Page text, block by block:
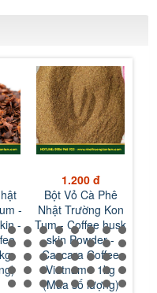
-
-
1.200 đ
Bột Vỏ Cà Phê
Nhật Trường Kon
Tum - Coffee husk
skin Powder -
Cascara Coffee
Vietnam - 1kg
(Mua số lượng)